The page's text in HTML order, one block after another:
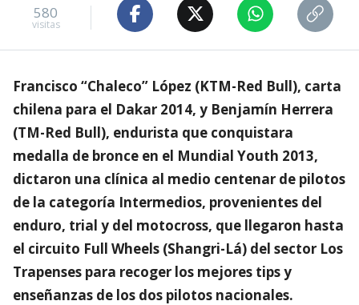
580
visitas
Francisco “Chaleco” López (KTM-Red Bull), carta
chilena para el Dakar 2014, y Benjamín Herrera
(TM-Red Bull), endurista que conquistara
medalla de bronce en el Mundial Youth 2013,
dictaron una clínica al medio centenar de pilotos
de la categoría Intermedios, provenientes del
enduro, trial y del motocross, que llegaron hasta
el circuito Full Wheels (Shangri-Lá) del sector Los
Trapenses para recoger los mejores tips y
enseñanzas de los dos pilotos nacionales.